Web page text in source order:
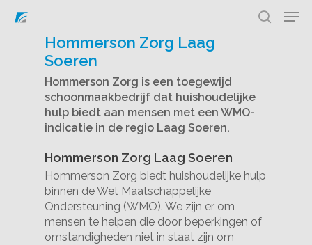
Hit enter to search or ESC to close
Hommerson Zorg Laag
Soeren
Hommerson Zorg is een toegewijd
schoonmaakbedrijf dat huishoudelijke
hulp biedt aan mensen met een WMO-
indicatie in de regio Laag Soeren.
Hommerson Zorg Laag Soeren
Hommerson Zorg biedt huishoudelijke hulp
binnen de Wet Maatschappelijke
Ondersteuning (WMO). We zijn er om
mensen te helpen die door beperkingen of
omstandigheden niet in staat zijn om